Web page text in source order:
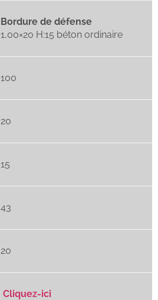
Bordure de défense
1,00×20 H:15 béton ordinaire
100
20
15
43
20
Cliquez-ici